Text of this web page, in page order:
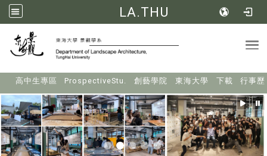
LA.THU
高中生專區 ProspectiveStu. 創藝學院 東海大學 下載 行事歷